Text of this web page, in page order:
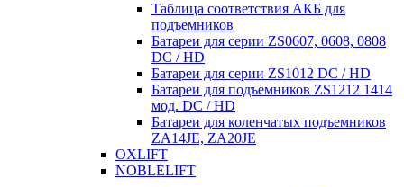
Таблица соответствия АКБ для
подъемников
Батареи для серии ZS0607, 0608, 0808
DC / HD
Батареи для серии ZS1012 DC / HD
Батареи для подъемников ZS1212 1414
мод. DC / HD
Батареи для коленчатых подъемников
ZA14JE, ZA20JE
OXLIFT
NOBLELIFT